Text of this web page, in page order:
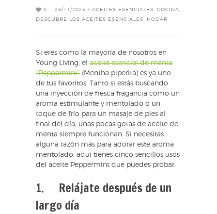
0 28/11/2023 - ACEITES ESENCIALES COCINA
DESCUBRE LOS ACEITES ESENCIALES
HOGAR
Si eres como la mayoría de nosotros en
Young Living, el aceite esencial de menta
“Peppermint” (Mentha piperita) es ya uno
de tus favoritos. Tanto si estás buscando
una inyección de fresca fragancia como un
aroma estimulante y mentolado o un
toque de frío para un masaje de pies al
final del día, unas pocas gotas de aceite de
menta siempre funcionan. Si necesitas
alguna razón más para adorar este aroma
mentolado, aquí tienes cinco sencillos usos
del aceite Peppermint que puedes probar.
1. Relájate después de un
largo día